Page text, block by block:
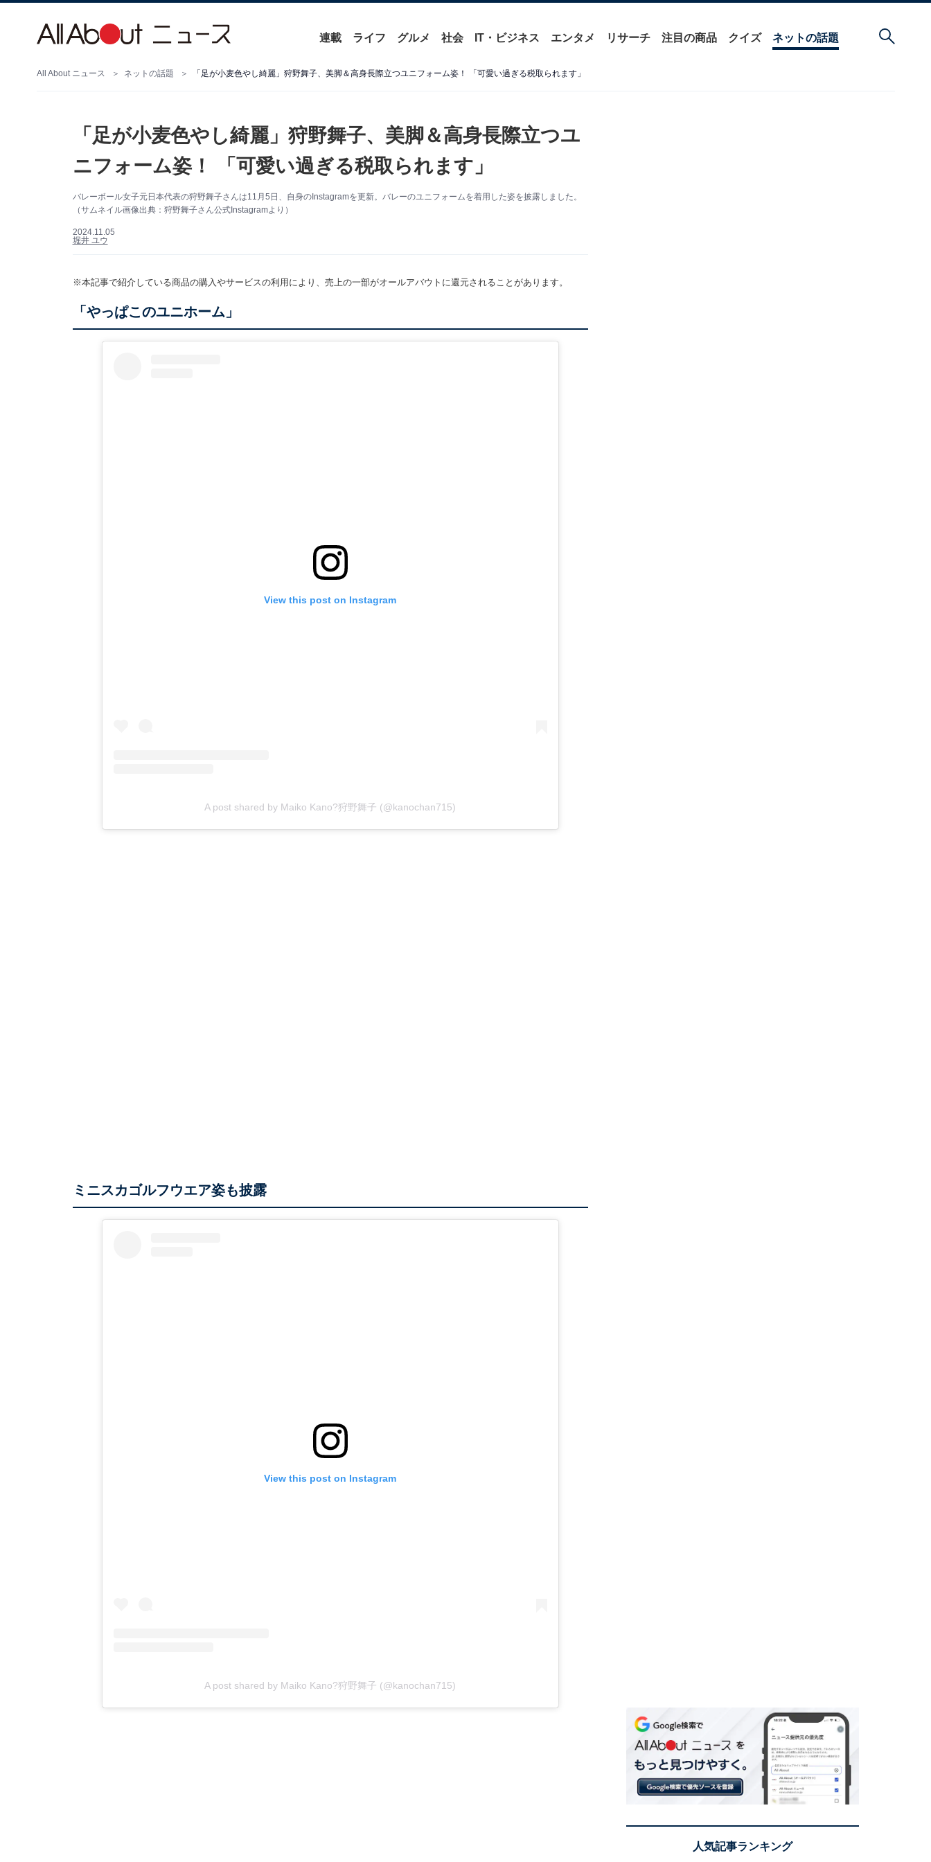
連載 ライフ グルメ 社会 IT・ビジネス エンタメ リサーチ 注目の商品 クイズ ネットの話題
All About ニュース ネットの話題 「足が小麦色やし綺麗」狩野舞子、美脚＆高身長際立つユニフォーム姿！ 「可愛い過ぎる税取られます」
「足が小麦色やし綺麗」狩野舞子、美脚＆高身長際立つユ
ニフォーム姿！ 「可愛い過ぎる税取られます」
バレーボール女子元日本代表の狩野舞子さんは11月5日、自身のInstagramを更新。バレーのユニフォームを着用した姿を披露しました。
（サムネイル画像出典：狩野舞子さん公式Instagramより）
2024.11.05
堀井 ユウ
※本記事で紹介している商品の購入やサービスの利用により、売上の一部がオールアバウトに還元されることがあります。
「やっぱこのユニホーム」
View this post on Instagram
A post shared by Maiko Kano?狩野舞子 (@kanochan715)
ミニスカゴルフウエア姿も披露
View this post on Instagram
A post shared by Maiko Kano?狩野舞子 (@kanochan715)